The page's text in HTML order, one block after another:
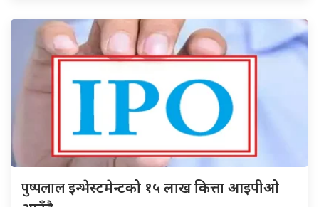
पुष्पलालइन्भेस्टमेन्टको १५ लाख कित्ता आइपीओ